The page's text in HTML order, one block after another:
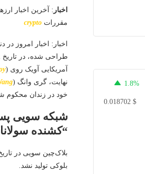
اخبار : آخرین اخبار
مقرراتcrypto
اخبار: اخبار امروز در
طراحی شده، در تاریخ
آمریکایی آویک روی (
نهایت، گری وانگ (
خود در زندان محکوم
شبکه سویی
“کشنده
بلاک‌چین سویی در
بلوکی تولید نشد.
1.8%
$
0.018702